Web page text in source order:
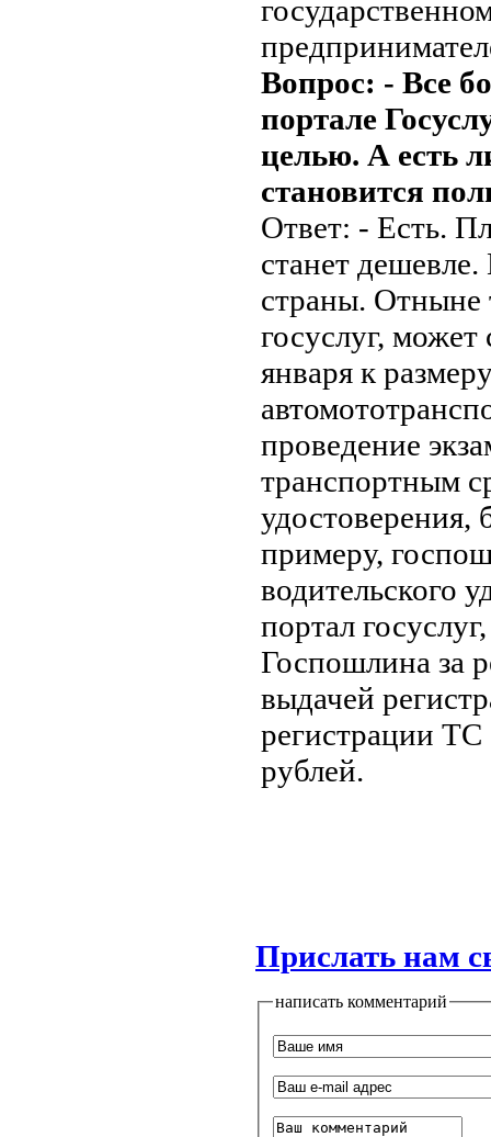
Вопрос: - Все
портале
целью. А есть
становится
Ответ: - Есть.
станет
страны. Отныне
госуслуг,
января к
проведение
транспортным
удостоверения,
примеру,
водительского
портал
Госпошлина за
выдачей
регистрации ТС
рублей.
Прислать нам
написать комментарий